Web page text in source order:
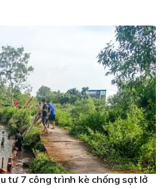
tư 7 công trình kè chống sạt lở